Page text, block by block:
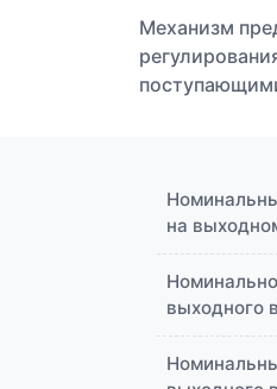
Механизм
на
выходного